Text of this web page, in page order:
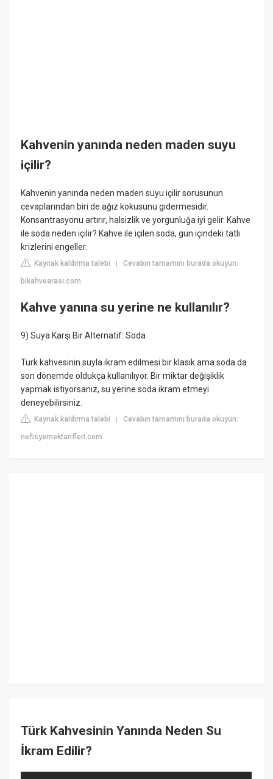
Kahvenin yanında neden maden suyu
içilir?
Kahvenin yanında neden maden suyu içilir sorusunun
cevaplarından biri de ağız kokusunu gidermesidir.
Konsantrasyonu artırır, halsizlik ve yorgunluğa iyi gelir. Kahve
ile soda neden içilir? Kahve ile içilen soda, gün içindeki tatlı
krizlerini engeller.
Kaynak kaldırma talebi |Cevabın tamamını burada okuyun:
bikahvearasi.com
Kahve yanına su yerine ne kullanılır?
9) Suya Karşı Bir Alternatif: Soda
Türk kahvesinin suyla ikram edilmesi bir klasik ama soda da
son dönemde oldukça kullanılıyor. Bir miktar değişiklik
yapmak istiyorsanız, su yerine soda ikram etmeyi
deneyebilirsiniz.
Kaynak kaldırma talebi |Cevabın tamamını burada okuyun:
nefisyemektarifleri.com
Türk Kahvesinin Yanında Neden Su
İkram Edilir?